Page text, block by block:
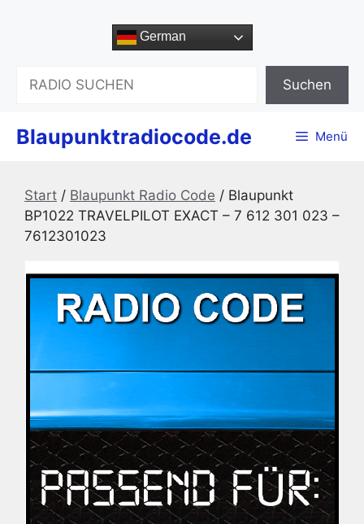
German
Suchen
Blaupunktradiocode.de Menü
Start / Blaupunkt Radio Code / Blaupunkt
BP1022 TRAVELPILOT EXACT – 7 612 301 023 –
7612301023